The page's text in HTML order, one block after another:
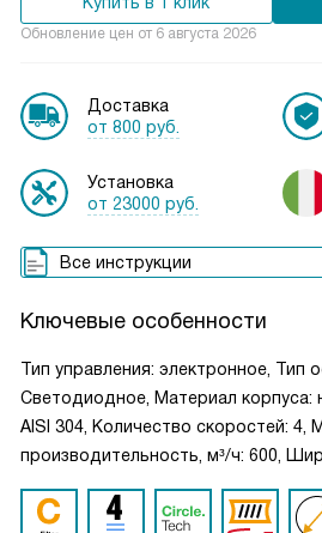
Обновление цен от 6 августа 2026
Доставка
от 800 руб.
Установка
от 23000 руб.
Все инструкции
Ключевые особенности
Тип управления: электронное, Тип
Светодиодное, Материал корпуса:
AISI 304, Количество скоростей: 4,
производительность, м³/ч: 600,